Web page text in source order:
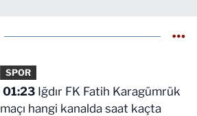
SPOR
01:23Iğdır FK Fatih Karagümrük
maçı hangi kanalda saat kaçta